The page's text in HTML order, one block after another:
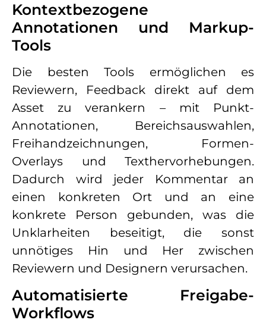
Kontextbezogene
Annotationen und Markup-
Tools
Die besten Tools ermöglichen es
Reviewern, Feedback direkt auf dem
Asset zu verankern – mit Punkt-
Annotationen, Bereichsauswahlen,
Freihandzeichnungen, Formen-
Overlays und Texthervorhebungen.
Dadurch wird jeder Kommentar an
einen konkreten Ort und an eine
konkrete Person gebunden, was die
Unklarheiten beseitigt, die sonst
unnötiges Hin und Her zwischen
Reviewern und Designern verursachen.
Automatisierte Freigabe-
Workflows